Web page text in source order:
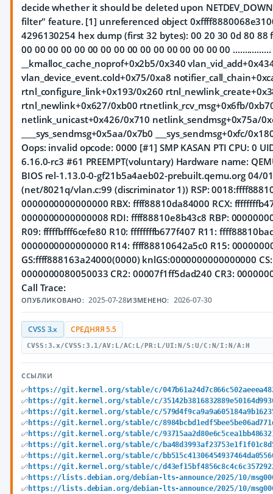
decide whether it should be deleted upon
filter" feature. [1] unreferenced object
4296130254 hex dump (first 32 bytes): 00 20 30 0d 80 88
00 00 00 00 00 00 00 00 00 00 00 00 00 00 00 00
__kmalloc_cache_noprof+0x2b5/0x340
vlan_device_event.cold+0x75/0xa8
rtnl_configure_link+0x193/0x260
rtnl_newlink+0x627/0xb00 rtnetlink_rcv_msg+0x6fb/
netlink_unicast+0x426/0x710 netlink_sendmsg+0x75a/
____sys_sendmsg+0x5aa/0x7b0 ___sys_sendmsg+0xfc/
Oops: invalid opcode: 0000 [#1] SMP KASAN PTI CPU: 0
6.16.0-rc3 #61 PREEMPT(voluntary) Hardware name:
BIOS rel-1.13.0-0-gf21b5a4aeb02-prebuilt.qemu.org 04/
(net/8021q/vlan.c:99 (discriminator 1)) RSP:
0000000000000000 RBX: ffff88810da84000 RCX:
0000000000000008 RDI: ffff88810e8b43c8 RBP:
R09: fffffbfff6cefe80 R10: ffffffffb677f407 R11:
0000000000000000 R14: ffff88810642a5c0 R15:
GS:ffff888163a24000(0000) knlGS:0000000000000000
0000000080050033 CR2: 00007f1ff5dad240 CR3:
Call Trace:
ОПУБЛИКОВАНО: 2025-07-28ИЗМЕНЕНО: 2026-07-30
CVSS 3.x СРЕДНЯЯ 5.5
CVSS:3.x/CVSS:3.1/AV:L/AC:L/PR:L/UI:N/S:U/C:N/I:N/A:H
ССЫЛКИ
https://git.kernel.org/stable/c/
https://git.kernel.org/stable/c/
https://git.kernel.org/stable/c/
https://git.kernel.org/stable/c/
https://git.kernel.org/stable/c/
https://git.kernel.org/stable/c/
https://git.kernel.org/stable/c/
https://git.kernel.org/stable/c/
https://lists.debian.org/debian-lts-announce/2025/10/
https://lists.debian.org/debian-lts-announce/2025/10/